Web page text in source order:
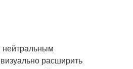
нейтральным
расширить